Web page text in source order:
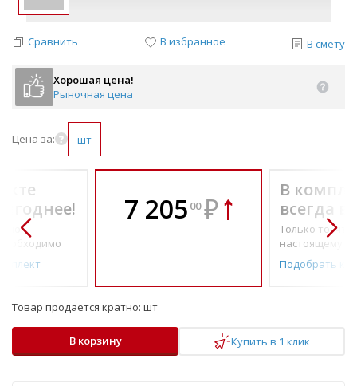
Сравнить В избранное В смету
Хорошая цена!
Рыночная цена
Цена за: шт
по-
7 205 00 ₽
В
всегда
Только то, что
настоящему
Подобрать
Товар продается кратно: шт
В корзину Купить в 1 клик